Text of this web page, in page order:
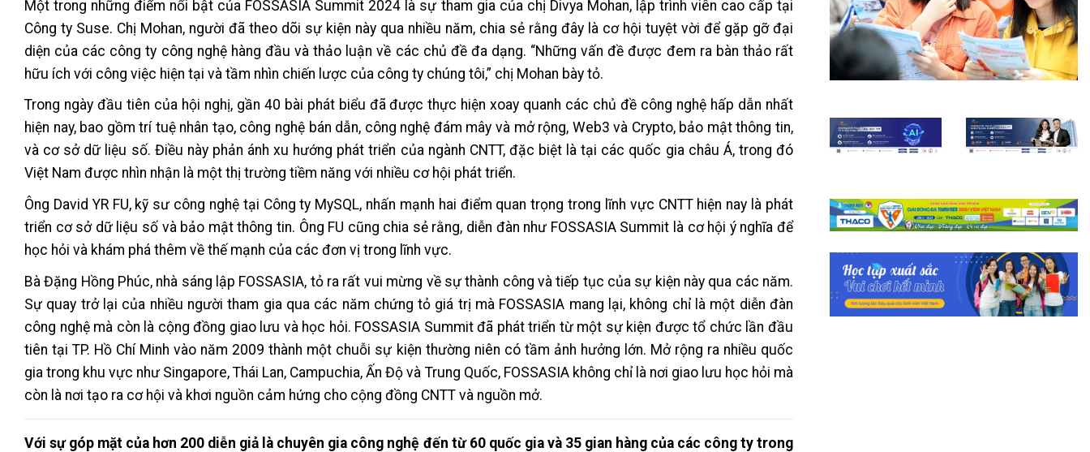
Một trong những điểm nổi bật của FOSSASIA Summit 2024 là sự tham gia của chị Divya Mohan, lập trình viên cao cấp tại
Công ty Suse. Chị Mohan, người đã theo dõi sự kiện này qua nhiều năm, chia sẻ rằng đây là cơ hội tuyệt vời để gặp gỡ đại
diện của các công ty công nghệ hàng đầu và thảo luận về các chủ đề đa dạng. “Những vấn đề được đem ra bàn thảo rất
hữu ích với công việc hiện tại và tầm nhìn chiến lược của công ty chúng tôi,” chị Mohan bày tỏ.
Trong ngày đầu tiên của hội nghị, gần 40 bài phát biểu đã được thực hiện xoay quanh các chủ đề công nghệ hấp dẫn nhất
hiện nay, bao gồm trí tuệ nhân tạo, công nghệ bán dẫn, công nghệ đám mây và mở rộng, Web3 và Crypto, bảo mật thông tin,
và cơ sở dữ liệu số. Điều này phản ánh xu hướng phát triển của ngành CNTT, đặc biệt là tại các quốc gia châu Á, trong đó
Việt Nam được nhìn nhận là một thị trường tiềm năng với nhiều cơ hội phát triển.
Ông David YR FU, kỹ sư công nghệ tại Công ty MySQL, nhấn mạnh hai điểm quan trọng trong lĩnh vực CNTT hiện nay là phát
triển cơ sở dữ liệu số và bảo mật thông tin. Ông FU cũng chia sẻ rằng, diễn đàn như FOSSASIA Summit là cơ hội ý nghĩa để
học hỏi và khám phá thêm về thế mạnh của các đơn vị trong lĩnh vực.
Bà Đặng Hồng Phúc, nhà sáng lập FOSSASIA, tỏ ra rất vui mừng về sự thành công và tiếp tục của sự kiện này qua các năm.
Sự quay trở lại của nhiều người tham gia qua các năm chứng tỏ giá trị mà FOSSASIA mang lại, không chỉ là một diễn đàn
công nghệ mà còn là cộng đồng giao lưu và học hỏi. FOSSASIA Summit đã phát triển từ một sự kiện được tổ chức lần đầu
tiên tại TP. Hồ Chí Minh vào năm 2009 thành một chuỗi sự kiện thường niên có tầm ảnh hưởng lớn. Mở rộng ra nhiều quốc
gia trong khu vực như Singapore, Thái Lan, Campuchia, Ấn Độ và Trung Quốc, FOSSASIA không chỉ là nơi giao lưu học hỏi mà
còn là nơi tạo ra cơ hội và khơi nguồn cảm hứng cho cộng đồng CNTT và nguồn mở.
Với sự góp mặt của hơn 200 diễn giả là chuyên gia công nghệ đến từ 60 quốc gia và 35 gian hàng của các công ty trong